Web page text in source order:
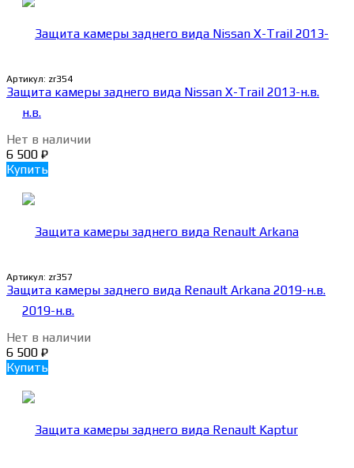
Артикул: zr354
Защита камеры заднего вида Nissan X-Trail 2013-н.в.
Нет в наличии
6 500 ₽
Купить
Артикул: zr357
Защита камеры заднего вида Renault Arkana 2019-н.в.
Нет в наличии
6 500 ₽
Купить